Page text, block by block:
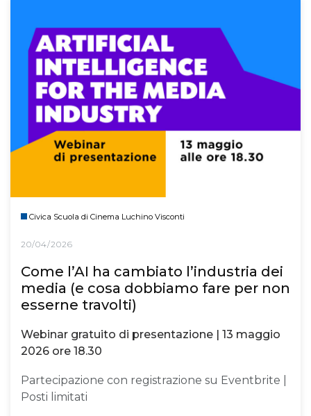
Civica Scuola di Cinema Luchino Visconti
20/04/2026
Come l’AI ha cambiato l’industria dei
media (e cosa dobbiamo fare per non
esserne travolti)
Webinar gratuito di presentazione | 13 maggio
2026 ore 18.30
Partecipazione con registrazione su Eventbrite |
Posti limitati